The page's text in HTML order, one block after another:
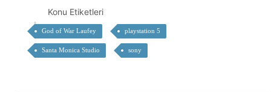
Konu Etiketleri
God of War Laufey playstation 5
Santa Monica Studio sony